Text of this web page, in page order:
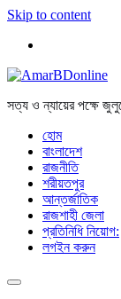
Skip to content
সত্য ও ন্যায়ের পক্ষে
হোম
বাংলাদেশ
রাজনীতি
শরীয়তপুর
আন্তর্জাতিক
রাজশাহী জেলা
প্রতিনিধি নিয়োগ:
লগইন করুন